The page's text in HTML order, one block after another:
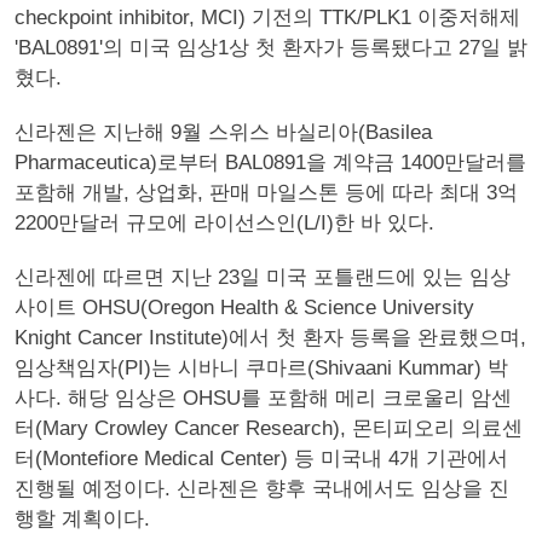
checkpoint inhibitor, MCI) 기전의 TTK/PLK1 이중저해제
'BAL0891'의 미국 임상1상 첫 환자가 등록됐다고 27일 밝
혔다.
신라젠은 지난해 9월 스위스 바실리아(Basilea
Pharmaceutica)로부터 BAL0891을 계약금 1400만달러를
포함해 개발, 상업화, 판매 마일스톤 등에 따라 최대 3억
2200만달러 규모에 라이선스인(L/I)한 바 있다.
신라젠에 따르면 지난 23일 미국 포틀랜드에 있는 임상
사이트 OHSU(Oregon Health & Science University
Knight Cancer Institute)에서 첫 환자 등록을 완료했으며,
임상책임자(PI)는 시바니 쿠마르(Shivaani Kummar) 박
사다. 해당 임상은 OHSU를 포함해 메리 크로울리 암센
터(Mary Crowley Cancer Research), 몬티피오리 의료센
터(Montefiore Medical Center) 등 미국내 4개 기관에서
진행될 예정이다. 신라젠은 향후 국내에서도 임상을 진
행할 계획이다.